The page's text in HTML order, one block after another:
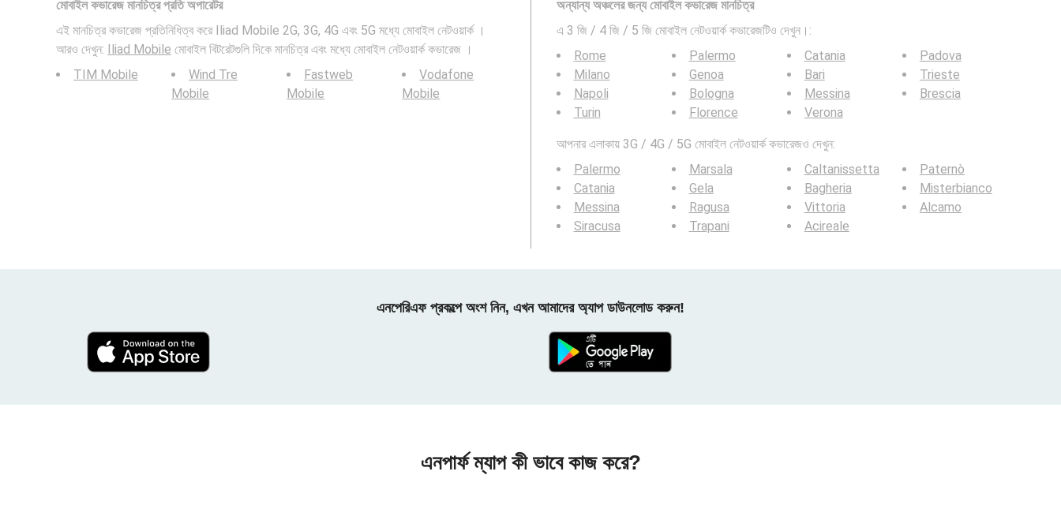
মোবাইল কভারেজ মানচিত্র প্রতি অপারেটর
এই মানচিত্র কভারেজ প্রতিনিধিত্ব করে Iliad Mobile 2G, 3G, 4G এবং 5G মধ্যে মোবাইল নেটওয়ার্ক ।
আরও দেখুন: Iliad Mobile মোবাইল বিটরেটগুলি দিকে মানচিত্র এবং মধ্যে মোবাইল নেটওয়ার্ক কভারেজ ।
TIM Mobile
Wind Tre
Mobile
Fastweb
Mobile
Vodafone
Mobile
অন্যান্য অঞ্চলের জন্য মোবাইল কভারেজ মানচিত্র
এ 3 জি / 4 জি / 5 জি মোবাইল নেটওয়ার্ক কভারেজটিও দেখুন।:
Rome
Milano
Napoli
Turin
Palermo
Genoa
Bologna
Florence
Catania
Bari
Messina
Verona
Padova
Trieste
Brescia
আপনার এলাকায় 3G / 4G / 5G মোবাইল নেটওয়ার্ক কভারেজও দেখুন:
Palermo
Catania
Messina
Siracusa
Marsala
Gela
Ragusa
Trapani
Caltanissetta
Bagheria
Vittoria
Acireale
Paternò
Misterbianco
Alcamo
এনপেরিএফ প্রকল্পে অংশ নিন, এখন আমাদের অ্যাপ ডাউনলোড করুন!
এনপার্ফ ম্যাপ কী ভাবে কাজ করে?